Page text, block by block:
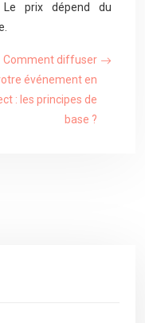
Le prix dépend du
Comment diffuser
événement en
: les principes de
base ?